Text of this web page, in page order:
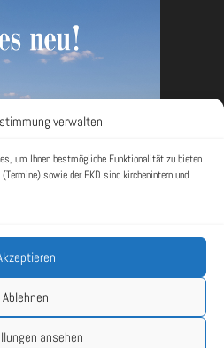
verwalten
um Ihnen bestmögliche Funktionalität zu bieten.
sowie der EKD sind kirchenintern und
Ablehnen
ansehen
Datenschutzerklärung
Richtlinie (EU)
Langenfeld IWebdesign-Umsetzung: